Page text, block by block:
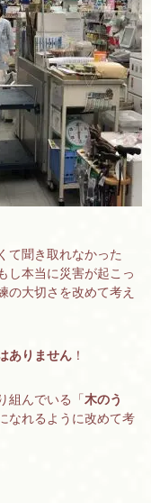
て聞き取れなかった
し本当に災害が起こっ
の大切さを改めて考え
ありません ！
組んでいる「木のう
なれるように改めて考